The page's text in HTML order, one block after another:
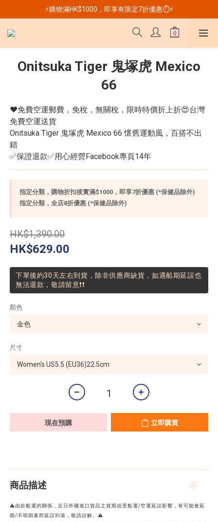
⚡購物滿HK$1000，即享有限定7折優惠⏱️⚡
Onitsuka Tiger 鬼塚虎 Mexico
66
❤️免費空運郵費，免稅，無關稅，限時特價折上折😍台灣
免費空運送貨
Onitsuka Tiger 鬼塚虎 Mexico 66 懷舊運動風，百搭不出
錯
✅保證退款✅用心經營Facebook專頁14年
指定分類，購物折扣後實滿$1000，即享7折優惠 (*保健品除外)
指定分類，全店8折優惠 (*保健品除外)
HK$1,390.00
HK$629.00
下單後約30天左右到貨，除非供應商缺貨，如遇船期延誤也
無法退款，敬請留意❗❗
顏色
尺寸
現在預購 立即購買
商品描述
⚠️由於船運的關係，近日外國進口貨品之貨期或受船運/空運延誤影響，有可能會延
期/不明因素而延誤到港，敬請諒解。⚠️